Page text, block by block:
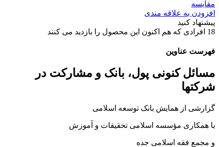
مقایسه
افزودن به علاقه مندی
پیشنهاد کنید
18 افرادی که هم اکنون این محصول را بازدید می کنند
فهرست عناوین
مسائل کنونی پول، بانک و مشارکت در
شرکتها
گزارشی از همایش بانک توسعه اسلامی
با همکاری مؤسسه اسلامی تحقیقات و آموزش
و مجمع فقه اسلامی جده